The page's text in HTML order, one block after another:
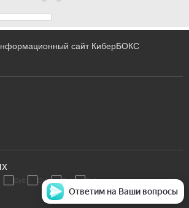
сайт КиберБОКС
Ответим на Ваши вопросы